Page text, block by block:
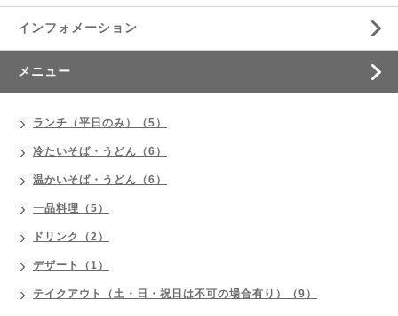
インフォメーション
メニュー
ランチ（平日のみ）（5）
冷たいそば・うどん（6）
温かいそば・うどん（6）
一品料理（5）
ドリンク（2）
デザート（1）
テイクアウト（土・日・祝日は不可の場合有り）（9）